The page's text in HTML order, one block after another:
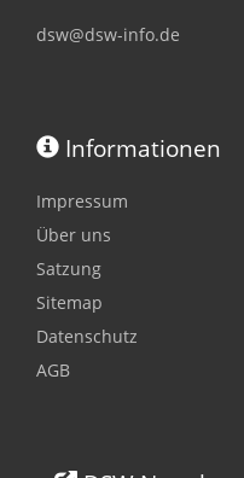
dsw@dsw-info.de
Informationen
Impressum
Über uns
Satzung
Sitemap
Datenschutz
AGB